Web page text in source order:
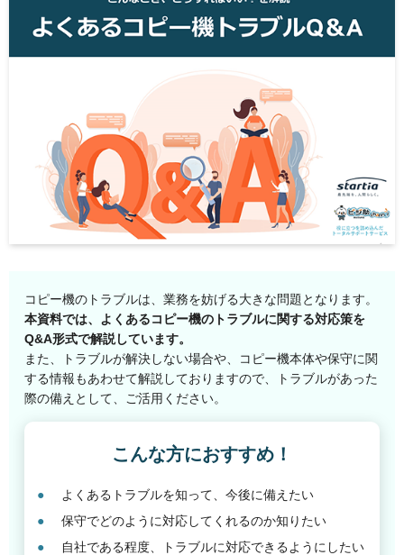
コピー機のトラブルは、業務を妨げる大きな問題となります。
本資料では、よくあるコピー機のトラブルに関する対応策を
Q&A形式で解説しています。
また、トラブルが解決しない場合や、コピー機本体や保守に関
する情報もあわせて解説しておりますので、トラブルがあった
際の備えとして、ご活用ください。
こんな方におすすめ！
よくあるトラブルを知って、今後に備えたい
保守でどのように対応してくれるのか知りたい
自社である程度、トラブルに対応できるようにしたい